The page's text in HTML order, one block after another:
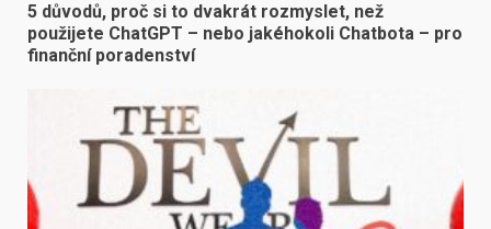
5 důvodů, proč si to dvakrát rozmyslet, než
použijete ChatGPT – nebo jakéhokoli Chatbota – pro
finanční poradenství